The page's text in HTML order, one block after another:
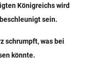
Königreichs wird
sein.
schrumpft, was bei
könnte.